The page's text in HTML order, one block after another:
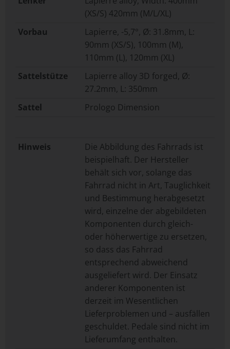
(XS/S) 420mm (M/L/XL)
Vorbau
Lapierre, -5,7°, Ø: 31.8mm, L:
90mm (XS/S), 100mm (M),
110mm (L), 120mm (XL)
Sattelstütze
Lapierre alloy 3D forged, Ø:
27.2mm, L: 350mm
Sattel
Prologo Dimension
Hinweis
Die Abbildung des Fahrrads ist
beispielhaft. Der Hersteller
behält sich vor, solange das
Fahrrad nicht in Art, Tauglichkeit
und Bestimmung herabgesetzt
wird, einzelne der abgebildeten
Komponenten durch gleich-
oder höherwertige zu ersetzen,
so dass das Fahrrad
entsprechend abweichend
ausgeliefert wird. Der Einsatz
anderer Komponenten ist
derzeit im Wesentlichen
Lieferproblemen und – ausfällen
geschuldet. Pedale sind nicht im
Lieferumfang enthalten.